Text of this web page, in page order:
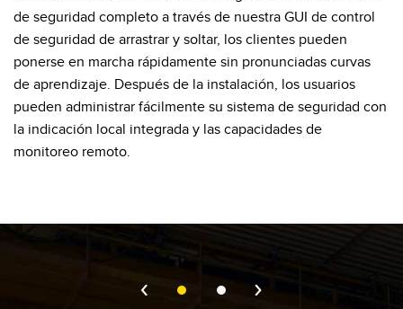
Banner Measurement Sensor Software
TECNOLOGÍA
de seguridad completo a través de nuestra GUI de control
de seguridad de arrastrar y soltar, los clientes pueden
ponerse en marcha rápidamente sin pronunciadas curvas
de aprendizaje. Después de la instalación, los usuarios
pueden administrar fácilmente su sistema de seguridad con
la indicación local integrada y las capacidades de
monitoreo remoto.